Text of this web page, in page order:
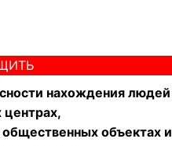
нахождения людей
центрах,
объектах и